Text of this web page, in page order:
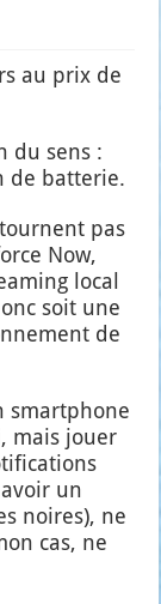
au prix de
du sens :
de bat­te­rie.
pas
Now,
local
soit une
de
smart­phone
mais jouer
un
noires), ne
cas, ne